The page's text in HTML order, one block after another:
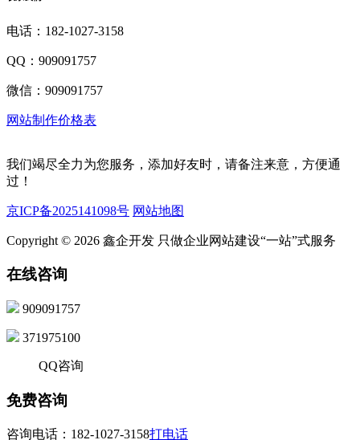
电话：182-1027-3158
QQ：909091757
微信：909091757
网站制作价格表
我们竭尽全力为您服务，添加好友时，请备注来意，方便通
过！
京ICP备2025141098号 网站地图
Copyright © 2026 鑫企开发 只做企业网站建设“一站”式服务
在线咨询
909091757
371975100
QQ咨询
免费咨询
咨询电话：182-1027-3158打电话